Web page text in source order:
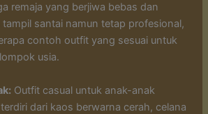
remaja yang berjiwa bebas dan
santai namun tetap profesional,
contoh outfit yang sesuai untuk
usia.
Outfit casual untuk anak-anak
dari kaos berwarna cerah, celana